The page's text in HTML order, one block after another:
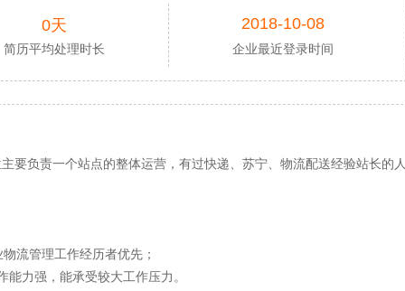
0天
简历平均处理时长
2018-10-08
企业最近登录时间
要负责一个站点的整体运营，有过快递、苏宁、物流配送经验站长的人
流管理工作经历者优先；
力强，能承受较大工作压力。